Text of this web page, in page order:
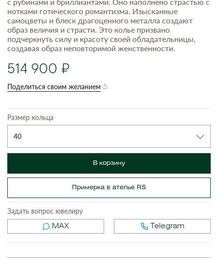
нотками готического романтизма. Изысканные
самоцветы и блеск драгоценного металла создают
образ величия и страсти. Это колье призвано
подчеркнуть силу и красоту своей обладательницы,
создавая образ неповторимой женственности.
514 900
Поделиться своим желанием
Размер кольца
40
В корзину
Примерка в ателье RS
Задать вопрос ювелиру
MAX Telegram